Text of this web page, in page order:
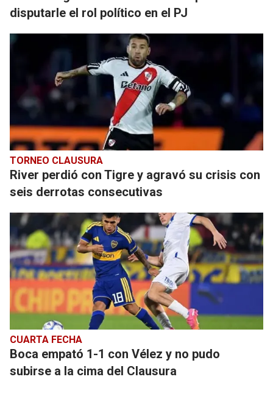
disputarle el rol político en el PJ
TORNEO CLAUSURA
River perdió con Tigre y agravó su crisis con
seis derrotas consecutivas
CUARTA FECHA
Boca empató 1-1 con Vélez y no pudo
subirse a la cima del Clausura